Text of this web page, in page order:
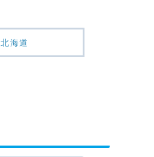
北海道